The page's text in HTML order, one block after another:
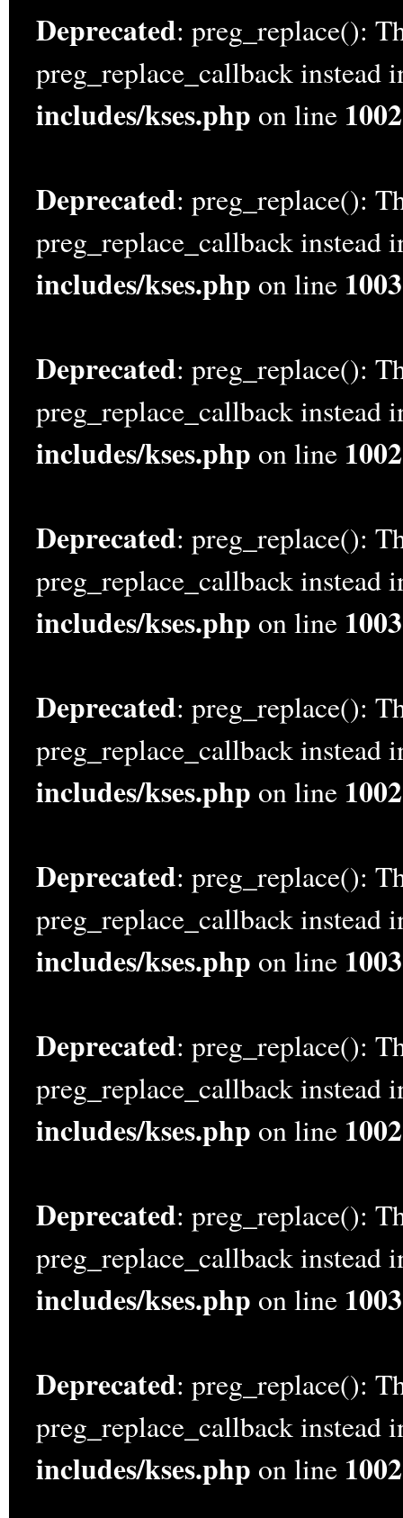
Deprecated: preg_replace():
preg_replace_callback instead
includes/kses.php on line 1002
Deprecated: preg_replace():
preg_replace_callback instead
includes/kses.php on line 1003
Deprecated: preg_replace():
preg_replace_callback instead
includes/kses.php on line 1002
Deprecated: preg_replace():
preg_replace_callback instead
includes/kses.php on line 1003
Deprecated: preg_replace():
preg_replace_callback instead
includes/kses.php on line 1002
Deprecated: preg_replace():
preg_replace_callback instead
includes/kses.php on line 1003
Deprecated: preg_replace():
preg_replace_callback instead
includes/kses.php on line 1002
Deprecated: preg_replace():
preg_replace_callback instead
includes/kses.php on line 1003
Deprecated: preg_replace():
preg_replace_callback instead
includes/kses.php on line 1002